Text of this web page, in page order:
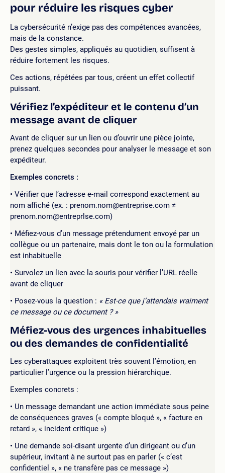
pour réduire les risques cyber
La cybersécurité n’exige pas des compétences avancées,
mais de la constance.
Des gestes simples, appliqués au quotidien, suffisent à
réduire fortement les risques.
Ces actions, répétées par tous, créent un effet collectif
puissant.
Vérifiez l’expéditeur et le contenu d’un
message avant de cliquer
Avant de cliquer sur un lien ou d’ouvrir une pièce jointe,
prenez quelques secondes pour analyser le message et son
expéditeur.
Exemples concrets :
Vérifier que l’adresse e-mail correspond exactement au
nom affiché (ex. : prenom.nom@entreprise.com ≠
prenom.nom@entreprlse.com)
Méfiez-vous d’un message prétendument envoyé par un
collègue ou un partenaire, mais dont le ton ou la formulation
est inhabituelle
Survolez un lien avec la souris pour vérifier l’URL réelle
avant de cliquer
Posez-vous la question : « Est-ce que j’attendais vraiment
ce message ou ce document ? »
Méfiez-vous des urgences inhabituelles
ou des demandes de confidentialité
Les cyberattaques exploitent très souvent l’émotion, en
particulier l’urgence ou la pression hiérarchique.
Exemples concrets :
Un message demandant une action immédiate sous peine
de conséquences graves (« compte bloqué », « facture en
retard », « incident critique »)
Une demande soi-disant urgente d’un dirigeant ou d’un
supérieur, invitant à ne surtout pas en parler (« c’est
confidentiel », « ne transfère pas ce message »)